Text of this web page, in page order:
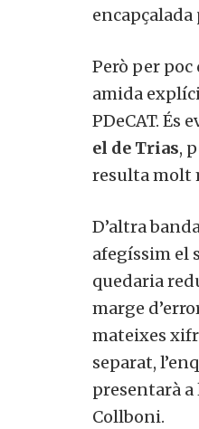
encapçalada
Però per
amida
PDeCAT. És
el de Trias,
resulta molt
D’altra
afegíssim el
quedaria
marge
mateixes
separat,
presentarà
Collboni.